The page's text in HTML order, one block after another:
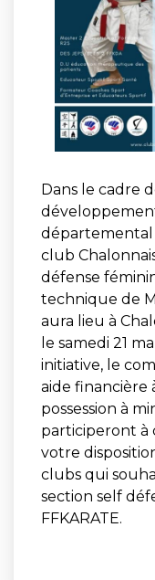
Dans le cadre
départemental
club
défense
technique de
aura lieu à
le samedi 21
initiative, le
aide financière
possession à
participeront à
votre
clubs qui
section self
FFKARATE.